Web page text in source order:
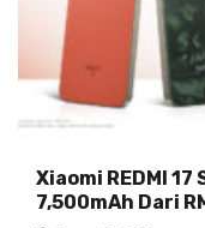
Xiaomi REDMI
7,500mAh Dari